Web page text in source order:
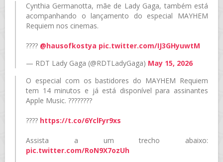
Cynthia Germanotta, mãe de Lady Gaga, também está
acompanhando o lançamento do especial MAYHEM
Requiem nos cinemas.
???? @hausofkostya pic.twitter.com/IJ3GHyuwtM
— RDT Lady Gaga (@RDTLadyGaga) May 15, 2026
O especial com os bastidores do MAYHEM Requiem
tem 14 minutos e já está disponível para assinantes
Apple Music. ????️????
???? https://t.co/6YclFyr9xs
Assista a um trecho abaixo:
pic.twitter.com/RoN9X7ozUh